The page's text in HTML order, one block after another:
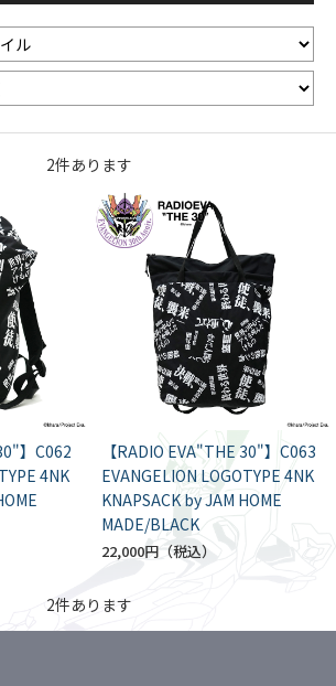
2件あります
】C062
4NK
【RADIO EVA"THE 30"】C063
EVANGELION LOGOTYPE 4NK
KNAPSACK by JAM HOME
MADE/BLACK
22,000円
2件あります